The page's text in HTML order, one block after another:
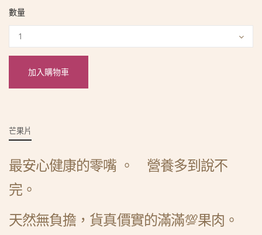
數量
加入購物車
芒果片
最安心健康的零嘴 。 營養多到說不
完。
天然無負擔，貨真價實的滿滿💯果肉。